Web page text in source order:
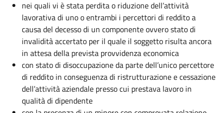
nei quali vi è stata perdita o riduzione dell’attività
lavorativa di uno o entrambi i percettori di reddito a
causa del decesso di un componente ovvero stato di
invalidità accertato per il quale il soggetto risulta ancora
in attesa della prevista provvidenza economica
con stato di disoccupazione da parte dell’unico percettore
di reddito in conseguenza di ristrutturazione e cessazione
dell’attività aziendale presso cui prestava lavoro in
qualità di dipendente